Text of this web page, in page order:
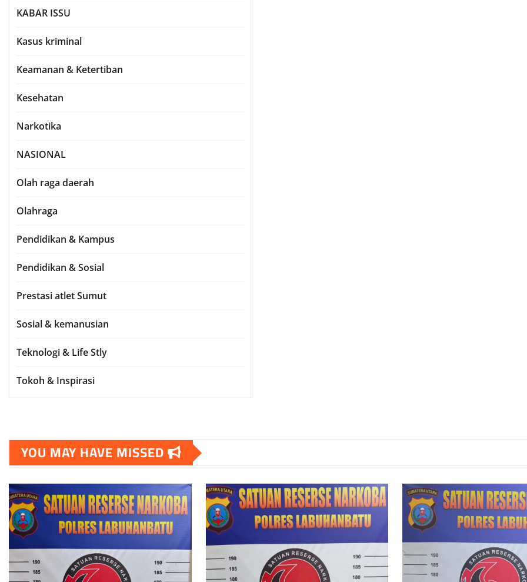
KABAR ISSU
Kasus kriminal
Keamanan & Ketertiban
Kesehatan
Narkotika
NASIONAL
Olah raga daerah
Olahraga
Pendidikan & Kampus
Pendidikan & Sosial
Prestasi atlet Sumut
Sosial & kemanusian
Teknologi & Life Stly
Tokoh & Inspirasi
YOU MAY HAVE MISSED